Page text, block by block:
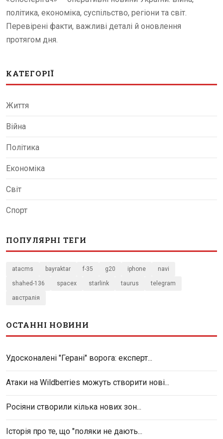
політика, економіка, суспільство, регіони та світ.
Перевірені факти, важливі деталі й оновлення
протягом дня.
КАТЕГОРІЇ
Життя
Війна
Політика
Економіка
Світ
Спорт
ПОПУЛЯРНІ ТЕГИ
atacms bayraktar f-35 g20 iphone navi
shahed-136 spacex starlink taurus telegram
австралія
ОСТАННІ НОВИНИ
Удосконалені "Герані" ворога: експерт...
Атаки на Wildberries можуть створити нові...
Росіяни створили кілька нових зон...
Історія про те, що "поляки не дають...